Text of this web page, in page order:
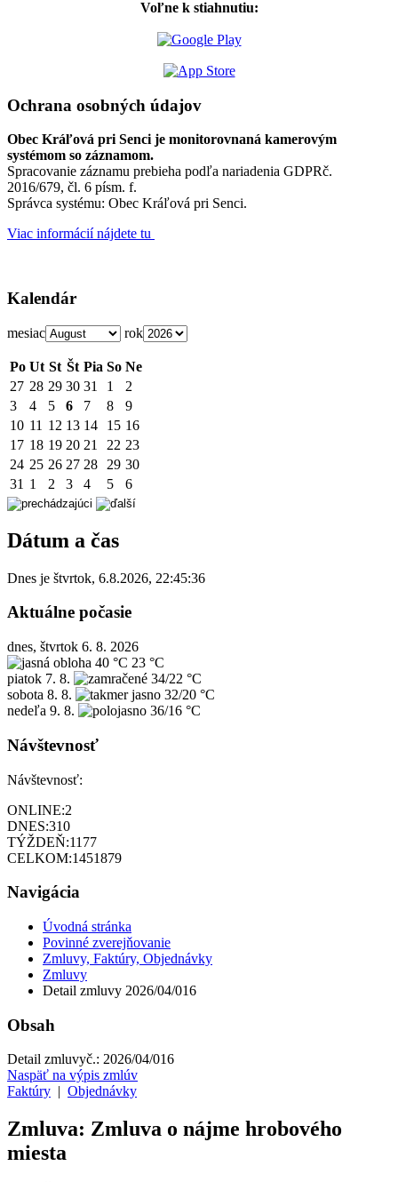
Voľne k stiahnutiu:
Ochrana osobných údajov
Obec Kráľová pri Senci je monitorovnaná kamerovým
systémom so záznamom.
Spracovanie záznamu prebieha podľa nariadenia GDPRč.
2016/679, čl. 6 písm. f.
Správca systému: Obec Kráľová pri Senci.
Viac informácií nájdete tu
Kalendár
mesiac rok
Po Ut St Št Pia So Ne
27 28 29 30 31 1
2
3
4 5 6 7 8
9
10 11 12 13 14 15 16
17 18 19 20 21 22 23
24 25 26 27 28 29 30
31 1 2 3 4 5 6
Dátum a čas
Dnes je štvrtok, 6.8.2026, 22:45:36
Aktuálne počasie
dnes, štvrtok 6. 8. 2026
40 °C 23 °C
piatok 7. 8.
34/22 °C
sobota 8. 8.
32/20 °C
nedeľa 9. 8. 36/16 °C
Návštevnosť
Návštevnosť:
ONLINE:2
DNES:310
TÝŽDEŇ:1177
CELKOM:1451879
Navigácia
Úvodná stránka
Povinné zverejňovanie
Zmluvy, Faktúry, Objednávky
Zmluvy
Detail zmluvy 2026/04/016
Obsah
Detail zmluvyč.: 2026/04/016
Naspäť na výpis zmlúv
Faktúry
Objednávky
Zmluva: Zmluva o nájme hrobového
miesta